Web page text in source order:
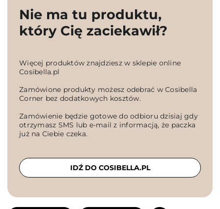
Nie ma tu produktu,
który Cię zaciekawił?
Więcej produktów znajdziesz w sklepie online
Cosibella.pl
Zamówione produkty możesz odebrać w Cosibella
Corner bez dodatkowych kosztów.
Zamówienie będzie gotowe do odbioru dzisiaj gdy
otrzymasz SMS lub e-mail z informacją, że paczka
już na Ciebie czeka.
IDŹ DO COSIBELLA.PL